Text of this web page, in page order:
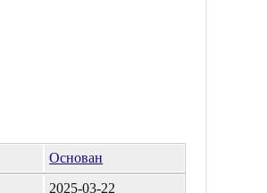
Основан
2025-03-22